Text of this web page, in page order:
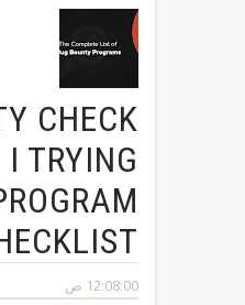
CHECK
TRYING
12:08:00 ص